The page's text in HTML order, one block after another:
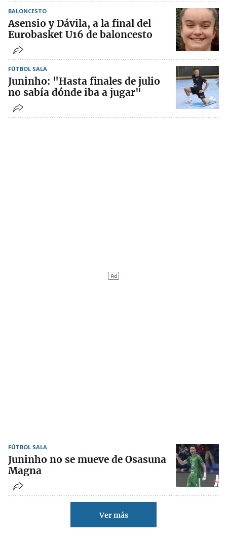
BALONCESTO
Asensio y Dávila, a la final del
Eurobasket U16 de baloncesto
FÚTBOL SALA
Juninho: "Hasta finales de julio
no sabía dónde iba a jugar"
FÚTBOL SALA
Juninho no se mueve de Osasuna
Magna
Ver más